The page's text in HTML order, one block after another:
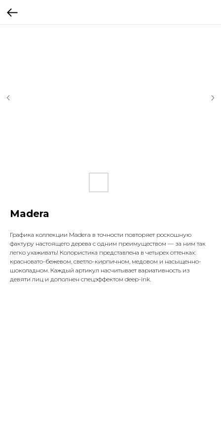
Madera
Графика коллекции Madera в точности повторяет роскошную
фактуру настоящего дерева с одним преимуществом — за ним так
легко ухаживать! Колористика представлена в четырех оттенках:
красновато-бежевом, светло-кирпичном, медовом и насыщенно-
шоколадном. Каждый артикул насчитывает вариативность из
девяти лиц и дополнен спецэффектом deep-ink.